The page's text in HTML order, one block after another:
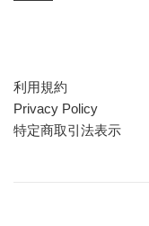
利用規約
Privacy Policy
特定商取引法表示